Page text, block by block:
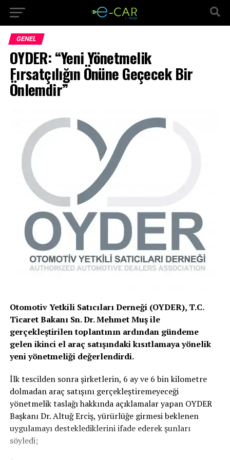
GENEL
OYDER: “Yeni Yönetmelik
Fırsatçılığın Önüne Geçecek Bir
Önlemdir”
Otomotiv Yetkili Satıcıları Derneği (OYDER), T.C.
Ticaret Bakanı Sn. Dr. Mehmet Muş ile
gerçekleştirilen toplantının ardından gündeme
gelen ikinci el araç satışındaki kısıtlamaya yönelik
yeni yönetmeliği değerlendirdi.
İlk tescilden sonra şirketlerin, 6 ay ve 6 bin kilometre
dolmadan araç satışını gerçekleştiremeyeceği
yönetmelik taslağı hakkında açıklamalar yapan OYDER
Başkanı Dr. Altuğ Erciş, yürürlüğe girmesi beklenen
uygulamayı desteklediklerini ifade ederek şunları
söyledi;